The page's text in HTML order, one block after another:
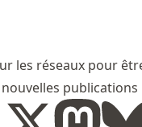
les réseaux pour
nouvelles publications